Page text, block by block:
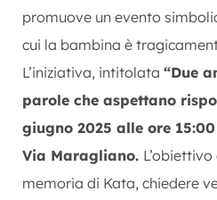
promuove un evento
cui la bambina è
L’iniziativa, intitolata “Due
parole che aspettano
giugno 2025 alle ore
Via Maragliano.
memoria di Kata, chiedere